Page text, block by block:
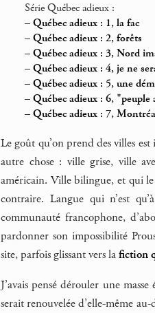
Série Québec adieux :
–Québec adieux : 1, la fac
–Québec adieux : 2, forêts
–Québec adieux : 3, Nord
–Québec adieux : 4, je ne
–Québec adieux : 5, une
–Québec adieux : 6,
–Québec adieux : 7,
Le goût qu’on prend des villes
autre chose : ville grise, ville
américain. Ville bilingue, et qui
contraire. Langue qui n’est
communauté francophone,
pardonner son impossibilité
site, parfois glissant vers lafiction
J’avais pensé dérouler une
serait renouvelée d’elle-même